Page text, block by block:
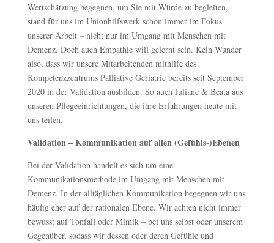
Wertschätzung begegnen, um Sie mit Würde zu begleiten,
stand für uns im Unionhilfswerk schon immer im Fokus
unserer Arbeit – nicht nur im Umgang mit Menschen mit
Demenz. Doch auch Empathie will gelernt sein. Kein Wunder
also, dass wir unsere Mitarbeitenden mithilfe des
Kompetenzzentrums Palliative Geriatrie bereits seit September
2020 in der Validation ausbilden. So auch Juliane & Beata aus
unseren Pflegeeinrichtungen, die ihre Erfahrungen heute mit
uns teilen.
Validation – Kommunikation auf allen (Gefühls-)Ebenen
Bei der Validation handelt es sich um eine
Kommunikationsmethode im Umgang mit Menschen mit
Demenz. In der alltäglichen Kommunikation begegnen wir uns
häufig eher auf der rationalen Ebene. Wir achten nicht immer
bewusst auf Tonfall oder Mimik – bei uns selbst oder unserem
Gegenüber, sodass wir dessen oder deren Gefühle und